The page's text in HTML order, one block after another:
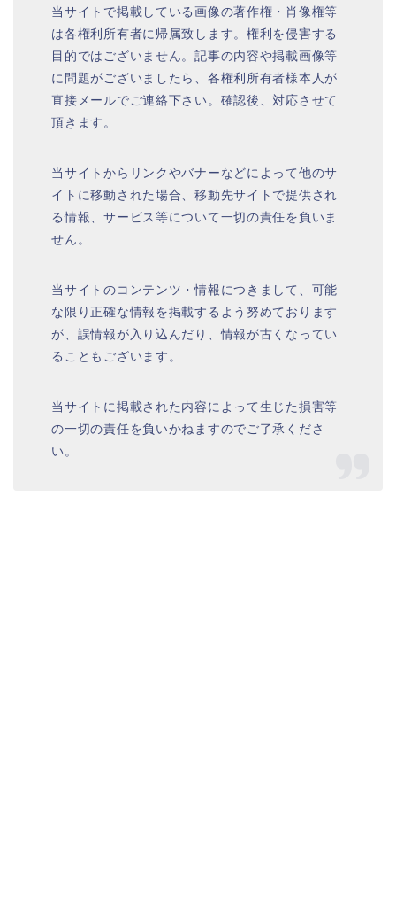
当サイトで掲載している画像の著作権・肖像権等
は各権利所有者に帰属致します。権利を侵害する
目的ではございません。記事の内容や掲載画像等
に問題がございましたら、各権利所有者様本人が
直接メールでご連絡下さい。確認後、対応させて
頂きます。
当サイトからリンクやバナーなどによって他のサ
イトに移動された場合、移動先サイトで提供され
る情報、サービス等について一切の責任を負いま
せん。
当サイトのコンテンツ・情報につきまして、可能
な限り正確な情報を掲載するよう努めております
が、誤情報が入り込んだり、情報が古くなってい
ることもございます。
当サイトに掲載された内容によって生じた損害等
の一切の責任を負いかねますのでご了承くださ
い。